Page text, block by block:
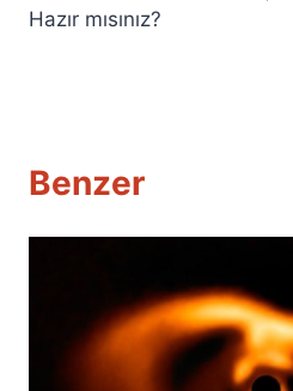
Hazır mısınız?
Benzer